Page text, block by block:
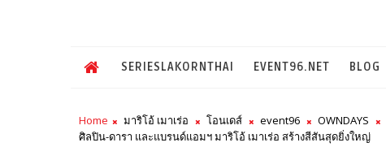
SERIESLAKORNTHAI EVENT96.NET BLOG
Home มาริโอ้ เมาเร่อ โอนเดส์ event96 OWNDAYS
ศิลปิน-ดารา และแบรนด์แอมฯ มาริโอ้ เมาเร่อ สร้างสีสันสุดยิ่งใหญ่